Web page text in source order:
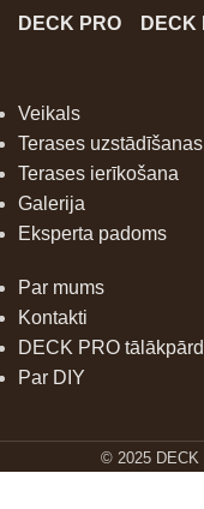
DECK PRO DECK
Veikals
Terases
Terases ierīkošana
Galerija
Eksperta padoms
Par mums
Kontakti
DECK PRO
Par DIY
© 2025 DECK